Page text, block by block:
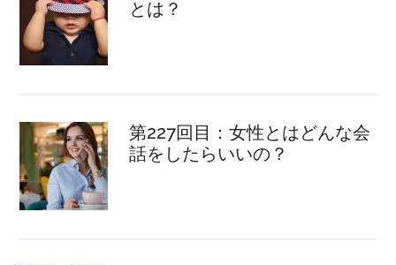
とは？
第227回目：女性とはどんな会
話をしたらいいの？